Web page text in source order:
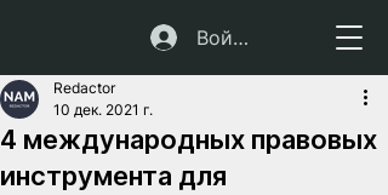
Войти
4 международных правовых
инструмента для
Redactor
10 дек. 2021 г.